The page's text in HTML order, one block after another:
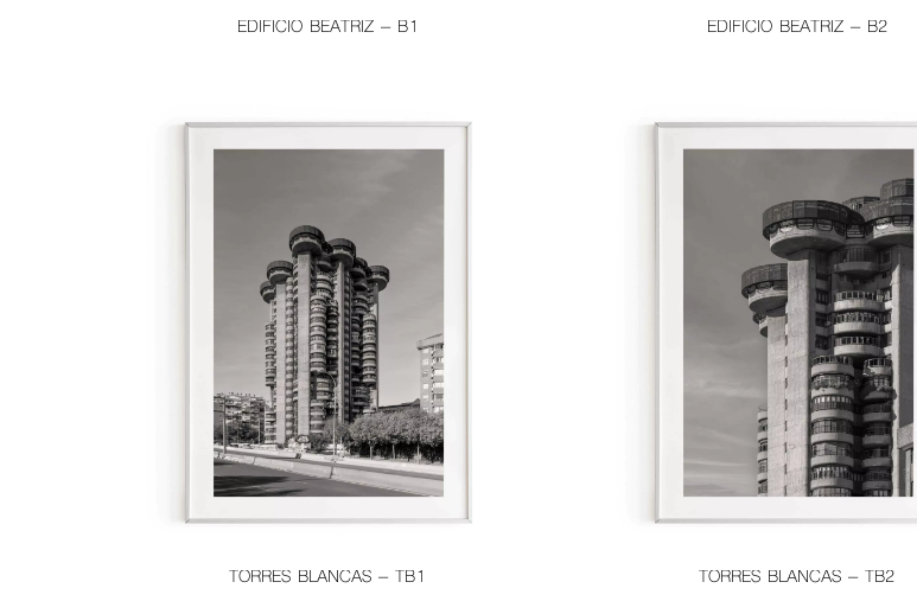
EDIFICIO BEATRIZ – B1 EDIFICIO BEATRIZ – B2
TORRES BLANCAS – TB1 TORRES BLANCAS – TB2